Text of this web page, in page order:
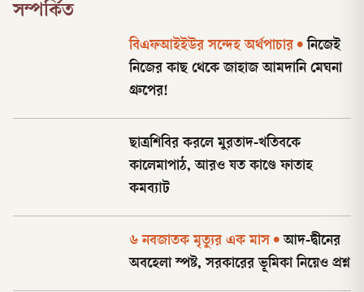
সম্পর্কিত
বিএফআইইউর সন্দেহ অর্থপাচার • নিজেই
নিজের কাছ থেকে জাহাজ আমদানি মেঘনা
গ্রুপের!
ছাত্রশিবির করলে মুরতাদ-খতিবকে
কালেমাপাঠ, আরও যত কাণ্ডে ফাতাহ
কমব্যাট
৬ নবজাতক মৃত্যুর এক মাস • আদ-দ্বীনের
অবহেলা স্পষ্ট, সরকারের ভূমিকা নিয়েও প্রশ্ন